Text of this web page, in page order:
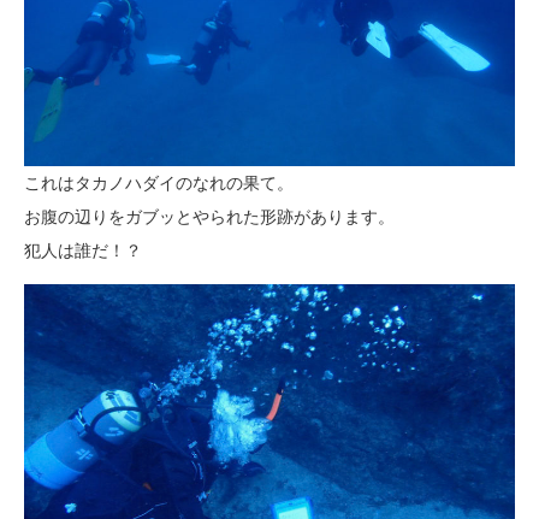
これはタカノハダイのなれの果て。
お腹の辺りをガブッとやられた形跡があります。
犯人は誰だ！？